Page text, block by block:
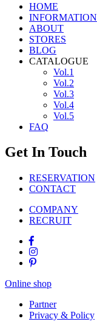
HOME
INFORMATION
ABOUT
STORES
BLOG
CATALOGUE
Vol.1
Vol.2
Vol.3
Vol.4
Vol.5
FAQ
Get In Touch
RESERVATION
CONTACT
COMPANY
RECRUIT
Online shop
Partner
Privacy & Policy